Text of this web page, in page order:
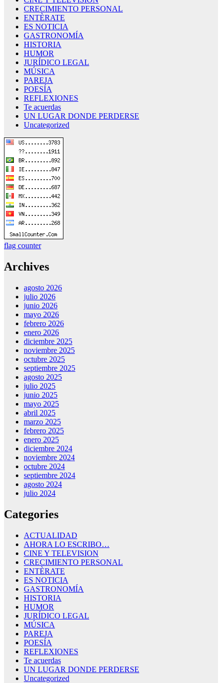
CRECIMIENTO PERSONAL
ENTÈRATE
ES NOTICIA
GASTRONOMÍA
HISTORIA
HUMOR
JURÍDICO LEGAL
MÚSICA
PAREJA
POESÍA
REFLEXIONES
Te acuerdas
UN LUGAR DONDE PERDERSE
Uncategorized
flag counter
Archives
agosto 2026
julio 2026
junio 2026
mayo 2026
febrero 2026
enero 2026
diciembre 2025
noviembre 2025
octubre 2025
septiembre 2025
agosto 2025
julio 2025
junio 2025
mayo 2025
abril 2025
marzo 2025
febrero 2025
enero 2025
diciembre 2024
noviembre 2024
octubre 2024
septiembre 2024
agosto 2024
julio 2024
Categories
ACTUALIDAD
AHORA LO ESCRIBO…
CINE Y TELEVISION
CRECIMIENTO PERSONAL
ENTÈRATE
ES NOTICIA
GASTRONOMÍA
HISTORIA
HUMOR
JURÍDICO LEGAL
MÚSICA
PAREJA
POESÍA
REFLEXIONES
Te acuerdas
UN LUGAR DONDE PERDERSE
Uncategorized